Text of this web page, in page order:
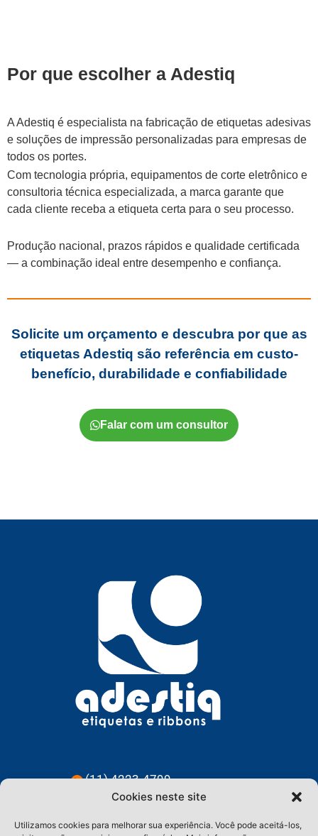
Cookies neste site
Utilizamos cookies para melhorar sua experiência. Você pode aceitá-los,
Por que escolher a Adestiq
A Adestiq é especialista na fabricação de etiquetas adesivas
e soluções de impressão personalizadas para empresas de
todos os portes.
Com tecnologia própria, equipamentos de corte eletrônico e
consultoria técnica especializada, a marca garante que
cada cliente receba a etiqueta certa para o seu processo.
Produção nacional, prazos rápidos e qualidade certificada
— a combinação ideal entre desempenho e confiança.
Solicite um orçamento e descubra por que as
etiquetas Adestiq são referência em custo-
benefício, durabilidade e confiabilidade
Falar com um consultor
(11) 4223-4799
(11) 91228-3583
contato@adestiq.com.br